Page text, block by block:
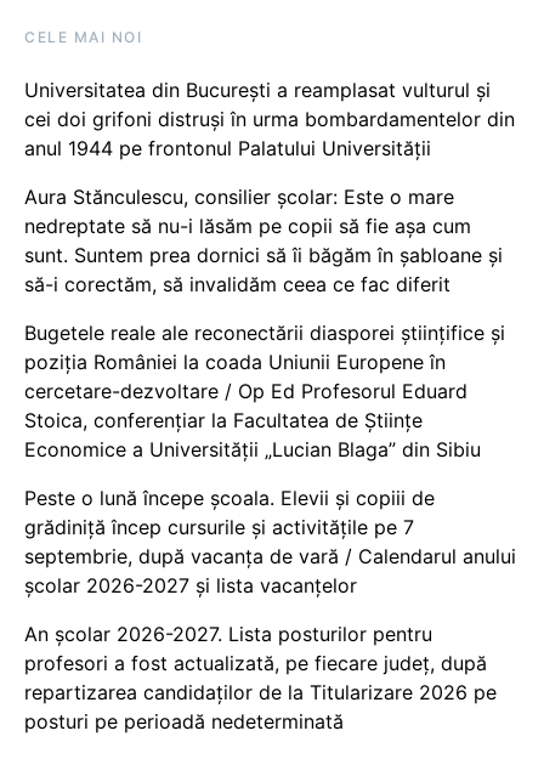
CELE MAI NOI
Universitatea din București a reamplasat vulturul și
cei doi grifoni distruși în urma bombardamentelor din
anul 1944 pe frontonul Palatului Universității
Aura Stănculescu, consilier școlar: Este o mare
nedreptate să nu-i lăsăm pe copii să fie așa cum
sunt. Suntem prea dornici să îi băgăm în șabloane și
să-i corectăm, să invalidăm ceea ce fac diferit
Bugetele reale ale reconectării diasporei științifice și
poziția României la coada Uniunii Europene în
cercetare-dezvoltare / Op Ed Profesorul Eduard
Stoica, conferențiar la Facultatea de Științe
Economice a Universității „Lucian Blaga” din Sibiu
Peste o lună începe școala. Elevii și copiii de
grădiniță încep cursurile și activitățile pe 7
septembrie, după vacanța de vară / Calendarul anului
școlar 2026-2027 și lista vacanțelor
An școlar 2026-2027. Lista posturilor pentru
profesori a fost actualizată, pe fiecare județ, după
repartizarea candidaților de la Titularizare 2026 pe
posturi pe perioadă nedeterminată